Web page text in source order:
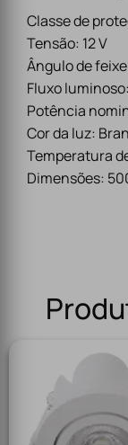
Classe de
Tensão: 12 V
Ângulo de
Fluxo
Potência
Cor da luz:
Temperatura
Dimensões: